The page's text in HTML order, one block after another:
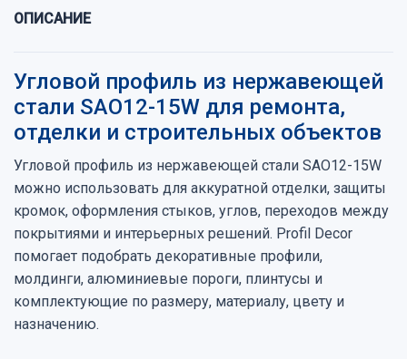
ОПИСАНИЕ
Угловой профиль из нержавеющей
стали SAO12-15W для ремонта,
отделки и строительных объектов
Угловой профиль из нержавеющей стали SAO12-15W
можно использовать для аккуратной отделки, защиты
кромок, оформления стыков, углов, переходов между
покрытиями и интерьерных решений. Profil Decor
помогает подобрать декоративные профили,
молдинги, алюминиевые пороги, плинтусы и
комплектующие по размеру, материалу, цвету и
назначению.